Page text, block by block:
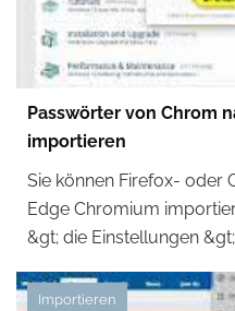
Passwörter von Chrom
importieren
Sie können Firefox- oder
Edge Chromium
&gt; die Einstellungen
Importieren